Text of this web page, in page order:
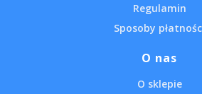
Regulamin
Sposoby
O nas
O sklepie